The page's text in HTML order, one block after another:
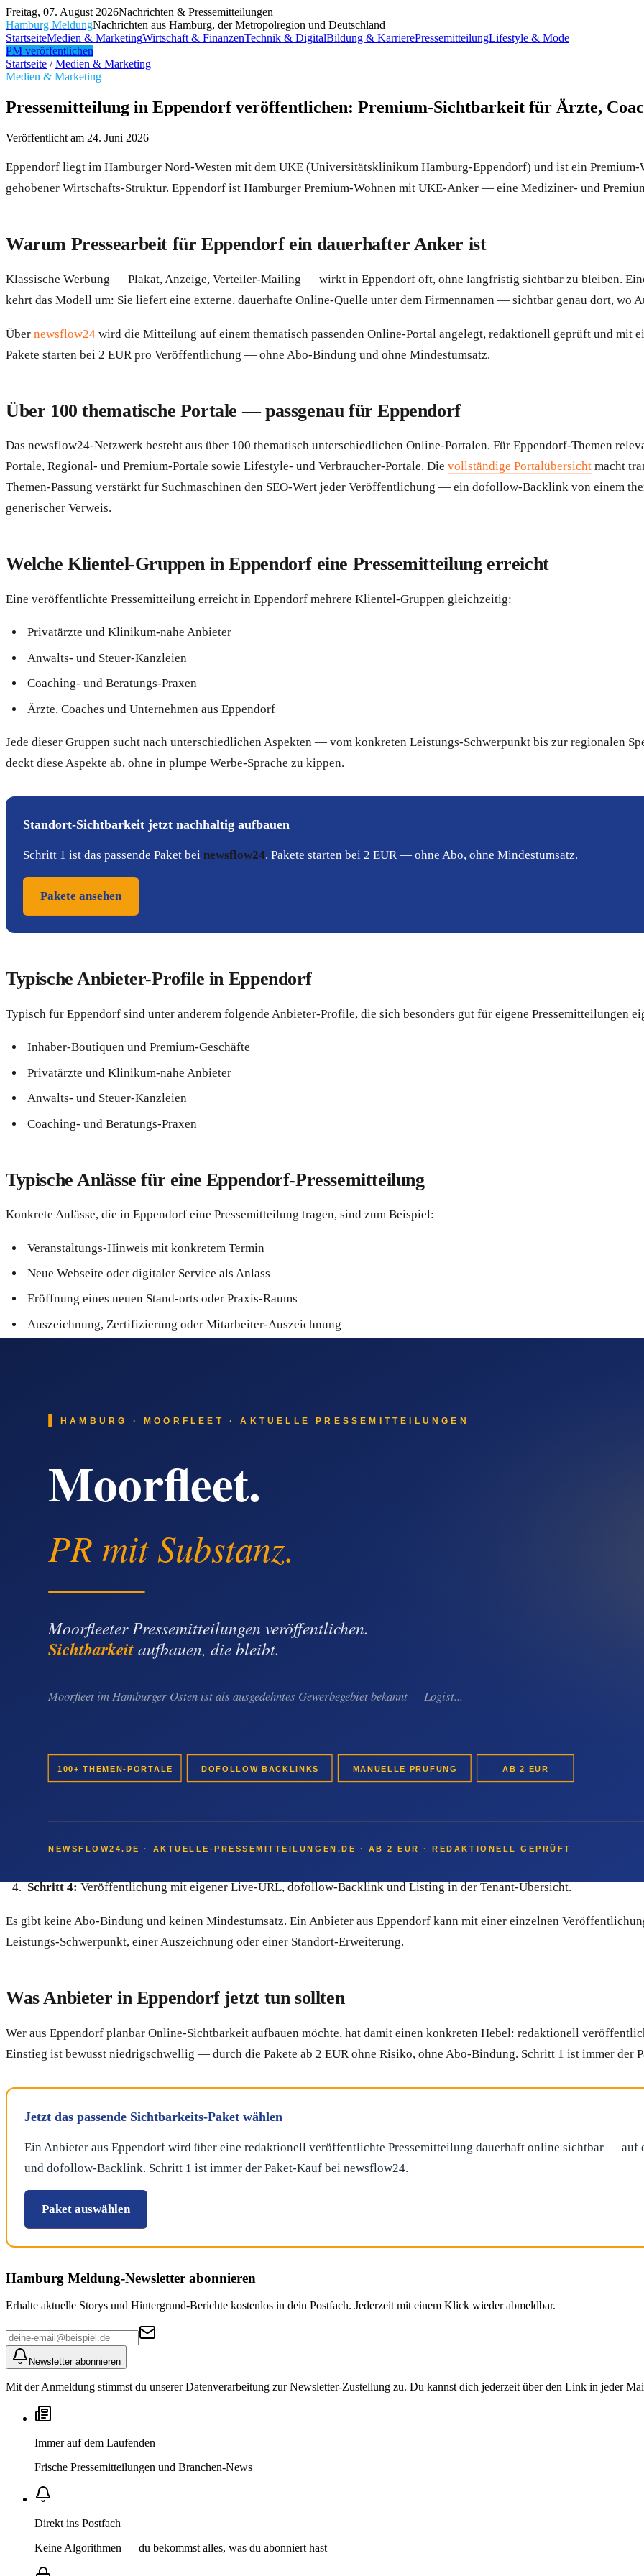
Freitag, 07. August 2026Nachrichten & Pressemitteilungen
Hamburg MeldungNachrichten aus Hamburg, der Metropolregion und Deutschland
StartseiteMedien & MarketingWirtschaft & FinanzenTechnik & DigitalBildung & KarrierePressemitteilungLifestyle & Mode
PM veröffentlichen
Startseite /Medien & Marketing
Medien & Marketing
Pressemitteilung in Eppendorf veröffentlichen: Premium-Sichtbarkeit für Ärzte,
Veröffentlicht am 24. Juni 2026
Eppendorf liegt im Hamburger Nord-Westen mit dem UKE (Universitätsklinikum Hamburg-Eppendorf) und ist ein
gehobener Wirtschafts-Struktur. Eppendorf ist Hamburger Premium-Wohnen mit UKE-Anker — eine Mediziner- und
Warum Pressearbeit für Eppendorf ein dauerhafter Anker ist
Klassische Werbung — Plakat, Anzeige, Verteiler-Mailing — wirkt in Eppendorf oft, ohne langfristig sichtbar zu bleiben.
kehrt das Modell um: Sie liefert eine externe, dauerhafte Online-Quelle unter dem Firmennamen — sichtbar genau dort, wo
Über newsflow24 wird die Mitteilung auf einem thematisch passenden Online-Portal angelegt, redaktionell geprüft und
Pakete starten bei 2 EUR pro Veröffentlichung — ohne Abo-Bindung und ohne Mindestumsatz.
Über 100 thematische Portale — passgenau für Eppendorf
Das newsflow24-Netzwerk besteht aus über 100 thematisch unterschiedlichen Online-Portalen. Für Eppendorf-Themen
Portale, Regional- und Premium-Portale sowie Lifestyle- und Verbraucher-Portale. Die vollständige Portalübersicht macht
Themen-Passung verstärkt für Suchmaschinen den SEO-Wert jeder Veröffentlichung — ein dofollow-Backlink von einem
generischer Verweis.
Welche Klientel-Gruppen in Eppendorf eine Pressemitteilung erreicht
Eine veröffentlichte Pressemitteilung erreicht in Eppendorf mehrere Klientel-Gruppen gleichzeitig:
Privatärzte und Klinikum-nahe Anbieter
Anwalts- und Steuer-Kanzleien
Coaching- und Beratungs-Praxen
Ärzte, Coaches und Unternehmen aus Eppendorf
Jede dieser Gruppen sucht nach unterschiedlichen Aspekten — vom konkreten Leistungs-Schwerpunkt bis zur regionalen
deckt diese Aspekte ab, ohne in plumpe Werbe-Sprache zu kippen.
Standort-Sichtbarkeit jetzt nachhaltig aufbauen
Schritt 1 ist das passende Paket bei newsflow24. Pakete starten bei 2 EUR — ohne Abo, ohne Mindestumsatz.
Pakete ansehen
Typische Anbieter-Profile in Eppendorf
Typisch für Eppendorf sind unter anderem folgende Anbieter-Profile, die sich besonders gut für eigene Pressemitteilungen
Inhaber-Boutiquen und Premium-Geschäfte
Privatärzte und Klinikum-nahe Anbieter
Anwalts- und Steuer-Kanzleien
Coaching- und Beratungs-Praxen
Typische Anlässe für eine Eppendorf-Pressemitteilung
Konkrete Anlässe, die in Eppendorf eine Pressemitteilung tragen, sind zum Beispiel:
Veranstaltungs-Hinweis mit konkretem Termin
Neue Webseite oder digitaler Service als Anlass
Eröffnung eines neuen Stand-orts oder Praxis-Raums
Auszeichnung, Zertifizierung oder Mitarbeiter-Auszeichnung
Warum KI-Such-Antworten heute mit-zählen
Suchanfragen verlagern sich messbar in Richtung KI-Antwort-Systeme. ChatGPT, Gemini, Perplexity und Claude
oder 'Wer ist auf XY in Eppendorf spezialisiert'. Diese Systeme ziehen ihre Informationen aus redaktionell veröffentlichten
Suchanfragen, bei denen Eppendorf-Anbieter erscheinen sollten
"Pressemitteilung Eppendorf"
"PR Hamburg Eppendorf"
Schritt 4: Veröffentlichung mit eigener Live-URL, dofollow-Backlink und Listing in der Tenant-Übersicht.
Es gibt keine Abo-Bindung und keinen Mindestumsatz. Ein Anbieter aus Eppendorf kann mit einer einzelnen
Leistungs-Schwerpunkt, einer Auszeichnung oder einer Standort-Erweiterung.
Was Anbieter in Eppendorf jetzt tun sollten
Wer aus Eppendorf planbar Online-Sichtbarkeit aufbauen möchte, hat damit einen konkreten Hebel: redaktionell
Einstieg ist bewusst niedrigschwellig — durch die Pakete ab 2 EUR ohne Risiko, ohne Abo-Bindung. Schritt 1 ist immer der
Jetzt das passende Sichtbarkeits-Paket wählen
Ein Anbieter aus Eppendorf wird über eine redaktionell veröffentlichte Pressemitteilung dauerhaft online sichtbar — auf
und dofollow-Backlink. Schritt 1 ist immer der Paket-Kauf bei newsflow24.
Paket auswählen
Hamburg Meldung-Newsletter abonnieren
Erhalte aktuelle Storys und Hintergrund-Berichte kostenlos in dein Postfach. Jederzeit mit einem Klick wieder abmeldbar.
Newsletter abonnieren
Mit der Anmeldung stimmst du unserer Datenverarbeitung zur Newsletter-Zustellung zu. Du kannst dich jederzeit über den Link in jeder
Immer auf dem Laufenden
Frische Pressemitteilungen und Branchen-News
Direkt ins Postfach
Keine Algorithmen — du bekommst alles, was du abonniert hast